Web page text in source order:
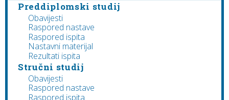
Preddiplomski studij
Obavijesti
Raspored nastave
Raspored ispita
Nastavni materijal
Rezultati ispita
Stručni studij
Obavijesti
Raspored nastave
Raspored ispita